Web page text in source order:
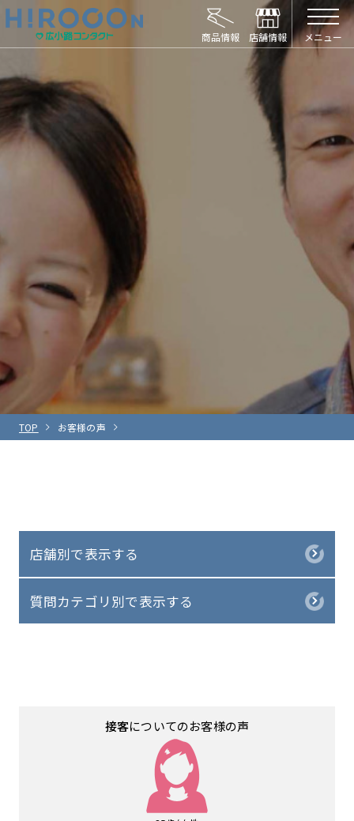
HIROCON｜広小路コンタクト｜【豊橋・浜
メニュー
TOP お客様の声
店舗別で表示する
質問カテゴリ別で表示する
接客についてのお客様の声